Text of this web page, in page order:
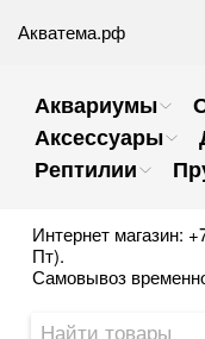
Акватема.рф
Аквариумы
Аксессуары
Рептилии
Интернет магазин:
Пт).
Самовывоз